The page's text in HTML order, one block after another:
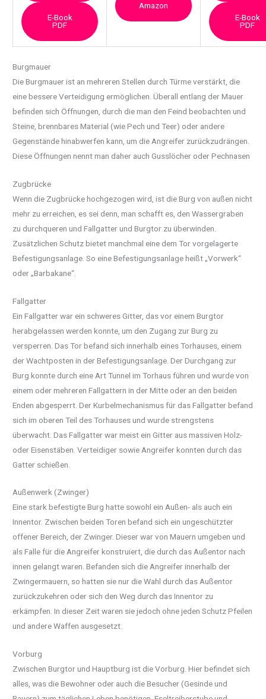
E-Book
PDF
Amazon
E-Book
PDF
Burgmauer
Die Burgmauer ist an mehreren Stellen durch Türme verstärkt, die
eine bessere Verteidigung ermöglichen. Überall entlang der Mauer
befinden sich Öffnungen, durch die man den Feind beobachten und
Steine, brennbares Material (wie Pech und Teer) oder andere
Gegenstände hinabwerfen kann, um die Angreifer zurückzudrängen.
Diese Öffnungen nennt man daher auch Gusslöcher oder Pechnasen
Zugbrücke
Wenn die Zugbrücke hochgezogen wird, ist die Burg von außen nicht
mehr zu erreichen, es sei denn, man schafft es, den Wassergraben
zu durchqueren und Fallgatter und Burgtor zu überwinden.
Zusätzlichen Schutz bietet manchmal eine dem Tor vorgelagerte
Befestigungsanlage. So eine Befestigungsanlage heißt „Vorwerk“
oder „Barbakane“.
Fallgatter
Ein Fallgatter war ein schweres Gitter, das vor einem Burgtor
herabgelassen werden konnte, um den Zugang zur Burg zu
versperren. Das Tor befand sich innerhalb eines Torhauses, einem
der Wachtposten in der Befestigungsanlage. Der Durchgang zur
Burg konnte durch eine Art Tunnel im Torhaus führen und wurde von
einem oder mehreren Fallgattern in der Mitte oder an den beiden
Enden abgesperrt. Der Kurbelmechanismus für das Fallgatter befand
sich im oberen Teil des Torhauses und wurde strengstens
überwacht. Das Fallgatter war meist ein Gitter aus massiven Holz-
oder Eisenstäben. Verteidiger sowie Angreifer konnten durch das
Gatter schießen.
Außenwerk (Zwinger)
Eine stark befestigte Burg hatte sowohl ein Außen- als auch ein
Innentor. Zwischen beiden Toren befand sich ein ungeschützter
offener Bereich, der Zwinger. Dieser war von Mauern umgeben und
als Falle für die Angreifer konstruiert, die durch das Außentor nach
innen gelangt waren. Befanden sich die Angreifer innerhalb der
Zwingermauern, so hatten sie nur die Wahl durch das Außentor
zurückzukehren oder sich den Weg durch das Innentor zu
erkämpfen. In dieser Zeit waren sie jedoch ohne jeden Schutz Pfeilen
und andere Waffen ausgesetzt.
Vorburg
Zwischen Burgtor und Hauptburg ist die Vorburg. Hier befindet sich
alles, was die Bewohner oder auch die Besucher (Gesinde und